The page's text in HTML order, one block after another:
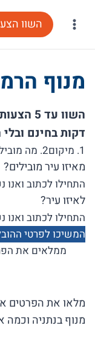
השוו
מנוף
השוו
דקות בחינם
1. מיקום 2. מה מובילים?
מאיזו עיר מובילים?
לאיזו עיר?
המשיכו לפרטי
מלאו את הפרטים
מנוף בנתניה וכמה